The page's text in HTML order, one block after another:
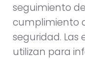
seguimiento
cumplimiento
seguridad. Las
utilizan para